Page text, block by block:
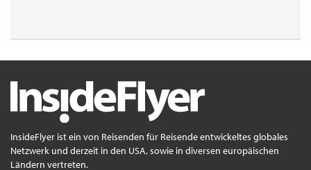
InsideFlyer ist ein von Reisenden für Reisende entwickeltes globales
Netzwerk und derzeit in den USA, sowie in diversen europäischen
Ländern vertreten.